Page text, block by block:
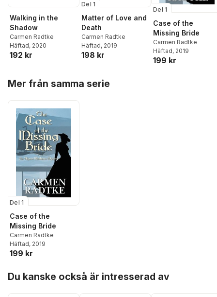
Walking in the
Shadow
Carmen Radtke
Häftad, 2020
192 kr
Del 1
Matter of Love and
Death
Carmen Radtke
Häftad, 2019
198 kr
Del 1
Case of the
Missing Bride
Carmen Radtke
Häftad, 2019
199 kr
Mer från samma serie
Del 1
Case of the
Missing Bride
Carmen Radtke
Häftad, 2019
199 kr
Du kanske också är intresserad av